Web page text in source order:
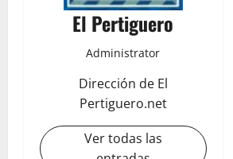
El Pertiguero
Administrator
Dirección de El
Pertiguero.net
Ver todas las